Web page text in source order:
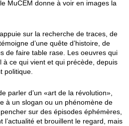
MuCEM donne à voir en images la
sur la recherche de traces, de
d’une quête d’histoire, de
de faire table rase. Les oeuvres qui
à ce qui vient et qui précède, depuis
politique.
parler d’un «art de la révolution»,
à un slogan ou un phénomène de
sur des épisodes éphémères,
l’actualité et brouillent le regard, mais